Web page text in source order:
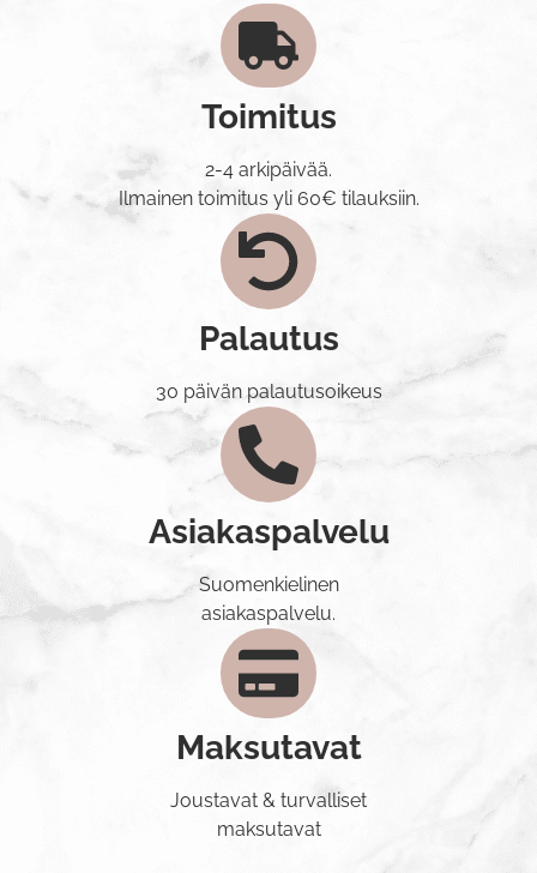
Toimitus
2-4 arkipäivää.
Ilmainen toimitus yli 60€ tilauksiin.
Palautus
30 päivän palautusoikeus
Asiakaspalvelu
Suomenkielinen
asiakaspalvelu.
Maksutavat
Joustavat & turvalliset
maksutavat